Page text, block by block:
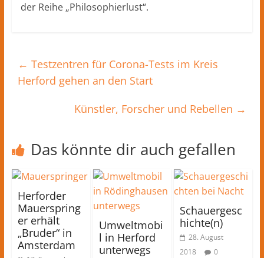
der Reihe „Philosophierlust“.
← Testzentren für Corona-Tests im Kreis
Herford gehen an den Start
Künstler, Forscher und Rebellen →
Das könnte dir auch gefallen
Herforder
Mauerspring
er erhält
„Bruder“ in
Amsterdam
Umweltmobi
l in Herford
unterwegs
Schauergesc
hichte(n)
28. August
2018
0